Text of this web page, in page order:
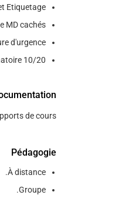
Etiquetage.
MD cachés.
d'urgence.
10/20.
de cours.
Pédagogie
À distance.
Groupe.